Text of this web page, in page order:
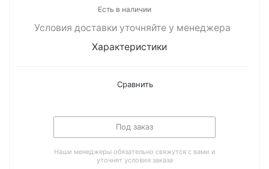
Есть в наличии
Условия доставки уточняйте у менеджера
Характеристики
Сравнить
Под заказ
Наши менеджеры обязательно свяжутся с вами и
уточнят условия заказа